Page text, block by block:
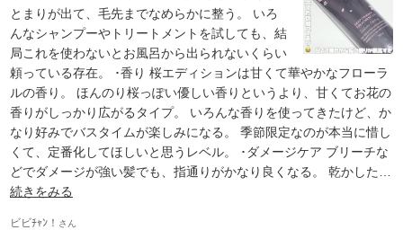
とまりが出て、毛先までなめらかに整う。 いろ
んなシャンプーやトリートメントを試しても、結
局これを使わないとお風呂から出られないくらい
頼っている存在。 ･香り 桜エディションは甘くて華やかなフローラ
ルの香り。 ほんのり桜っぽい優しい香りというより、甘くてお花の
香りがしっかり広がるタイプ。 いろんな香りを使ってきたけど、か
なり好みでバスタイムが楽しみになる。 季節限定なのが本当に惜し
くて、定番化してほしいと思うレベル。 ･ダメージケア ブリーチな
どでダメージが強い髪でも、指通りがかなり良くなる。 乾かした
続きをみる
ビビﾁｬﾝ！ さん